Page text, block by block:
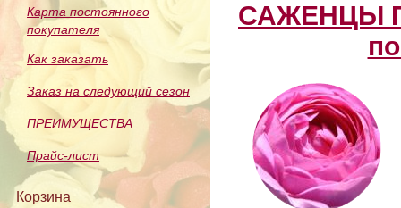
Карта постоянного
покупателя
Как заказать
Заказ на следующий сезон
ПРЕИМУЩЕСТВА
Прайс-лист
Корзина
САЖЕНЦЫ